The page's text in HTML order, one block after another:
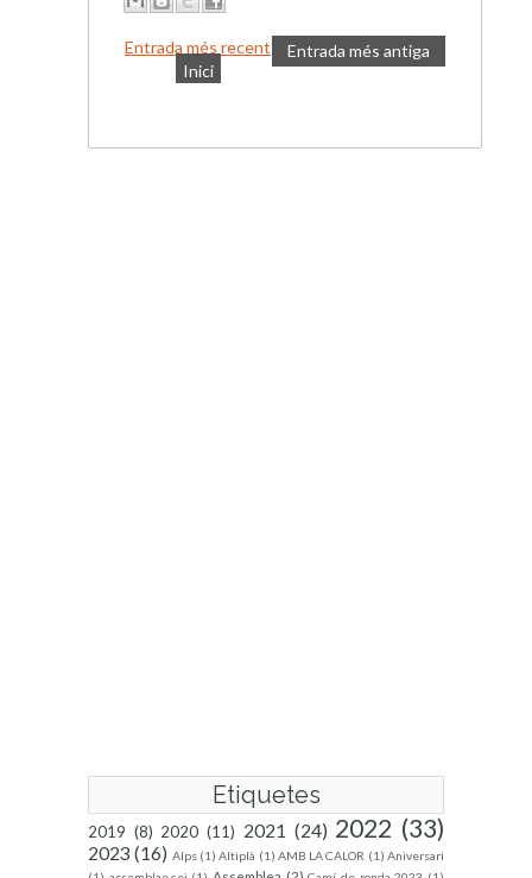
Entrada més recent
Entrada més antiga
Inici
Etiquetes
2019 (8) 2020 (11) 2021 (24) 2022 (33)
2023 (16) Alps (1) Altiplà (1) AMB LA CALOR (1) Aniversari